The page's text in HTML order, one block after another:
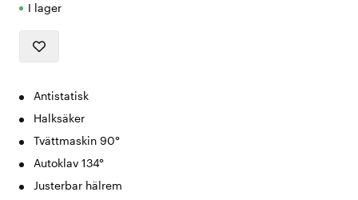
I lager
Antistatisk
Halksäker
Tvättmaskin 90°
Autoklav 134°
Justerbar hälrem